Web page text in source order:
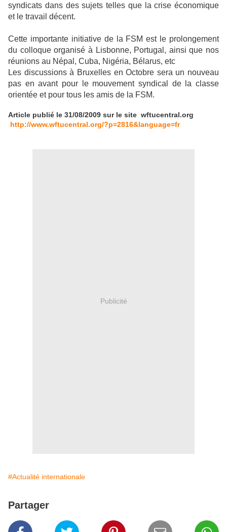
syndicats dans des sujets telles que la crise économique
et le travail décent.
Cette importante initiative de la FSM est le prolongement
du colloque organisé à Lisbonne, Portugal, ainsi que nos
réunions au Népal, Cuba, Nigéria, Bélarus, etc
Les discussions à Bruxelles en Octobre sera un nouveau
pas en avant pour le mouvement syndical de la classe
orientée et pour tous les amis de la FSM.
Article publié le 31/08/2009 sur le site wftucentral.org
http://www.wftucentral.org/?p=2816&language=fr
Publicité
#Actualité internationale
Partager